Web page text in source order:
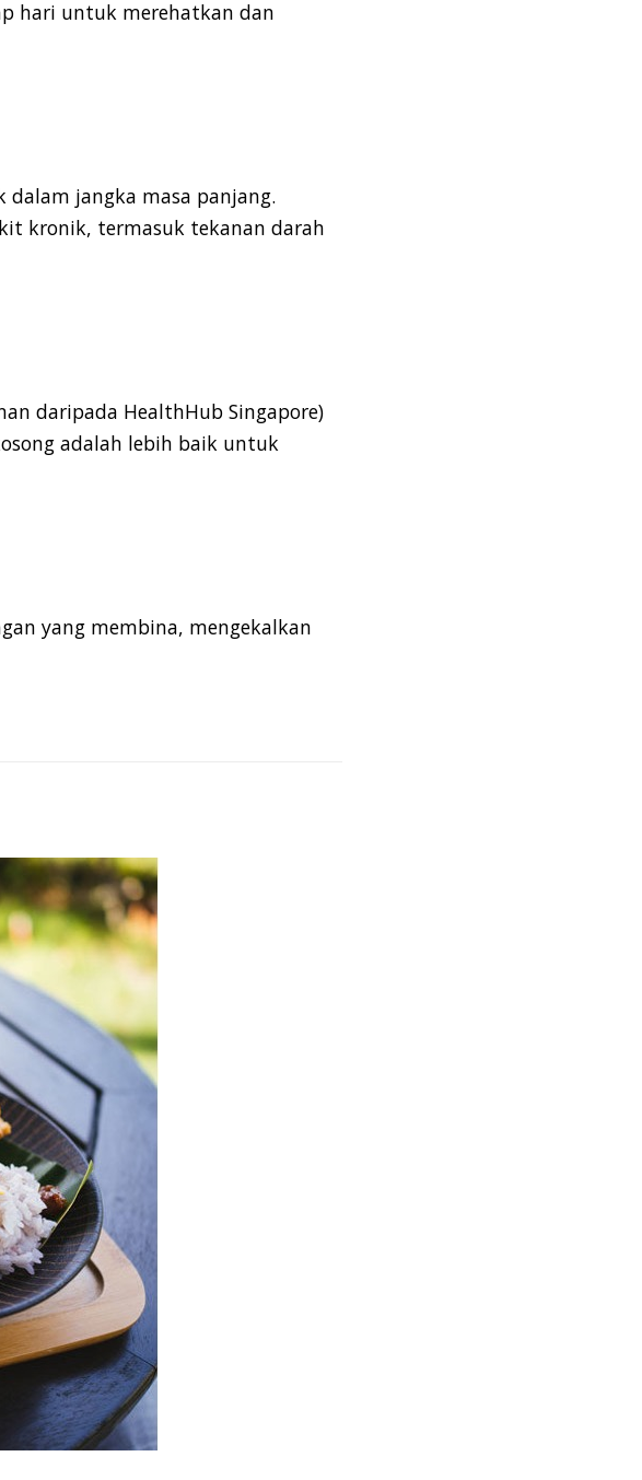
hari untuk merehatkan dan
dalam jangka masa panjang.
kronik, termasuk tekanan darah
daripada HealthHub Singapore)
adalah lebih baik untuk
yang membina, mengekalkan